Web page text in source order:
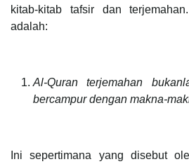
kitab-kitab tafsir dan
adalah:
Al-Quran terjemahan
bercampur dengan makna-
Ini sepertimana yang disebut